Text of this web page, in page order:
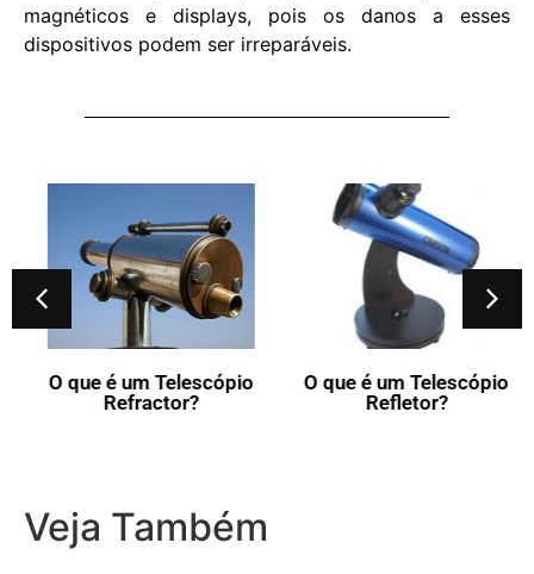
magnéticos e displays, pois os danos a esses
dispositivos podem ser irreparáveis.
O que é um Telescópio
Refractor?
O que é um Telescópio
Refletor?
Veja Também